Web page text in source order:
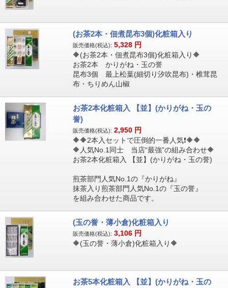
(お茶2本・佃煮昆布3個)化粧箱入り
販売価格(税込): 5,328 円
🔶(お茶2本・佃煮昆布3個)化粧箱入り🔶
お茶2本 かりがね・玉の誉
昆布3個 最上松葉(細切り汐吹昆布)・椎茸昆
布・ちりめん山椒
お茶2本化粧箱入 【並】(かりがね・玉の
誉)
販売価格(税込): 2,950 円
🔶🔶2本入セットで圧倒的一番人気❗🔶🔶
🔶人気No.1同士 当店“最強”の組み合わせ🔶
お茶2本化粧箱入 【並】(かりがね・玉の誉)
煎茶部門人気No.1の『かりがね』
抹茶入り煎茶部門人気No.1の『玉の誉』
を組み合わせた商品です。
(玉の誉・薄小倉)化粧箱入り
販売価格(税込): 3,106 円
🔶(玉の誉・薄小倉)化粧箱入り🔶
お茶5本化粧箱入 【並】(かりがね・玉の